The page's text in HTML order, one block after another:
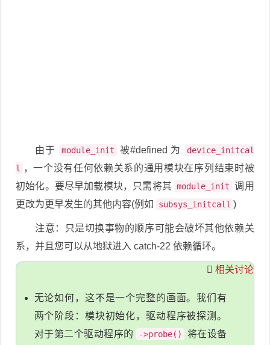
由于 module_init 被#defined 为
device_initcal
l
，一个没有任何依赖关系的通用模块在序列结束时被
初始化。要尽早加载模块，只需将其 module_init 调用
更改为更早发生的其他内容(例如
subsys_initcall )
注意：只是切换事物的顺序可能会破坏其他依赖关
系，并且您可以从地狱进入 catch-22 依赖循环。
相关讨论
无论如何，这不是一个完整的画面。我们有
两个阶段：模块初始化，驱动程序被探测。
对于第二个驱动程序的
->probe()
将在设备